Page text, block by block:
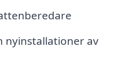
nyinstallationer av